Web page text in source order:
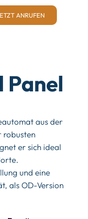
ANRUFEN
Panel
aus der
robusten
er sich ideal
und eine
als OD-Version